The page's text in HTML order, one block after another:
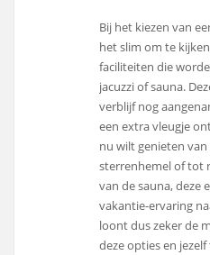
Bij het kiezen van
het slim om te
faciliteiten die
jacuzzi of sauna.
verblijf nog
een extra vleugje
nu wilt genieten
sterrenhemel of tot
van de sauna, deze
vakantie-ervaring
loont dus zeker de
deze opties en